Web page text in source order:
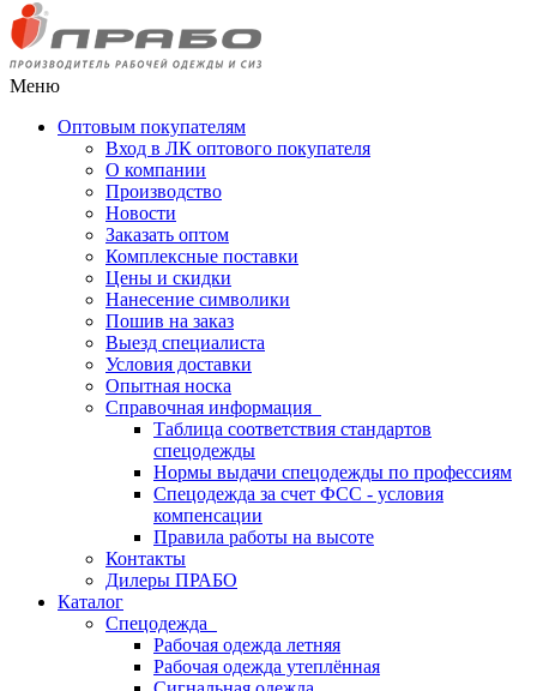
Меню
Оптовым покупателям
Вход в ЛК оптового покупателя
О компании
Производство
Новости
Заказать оптом
Комплексные поставки
Цены и скидки
Нанесение символики
Пошив на заказ
Выезд специалиста
Условия доставки
Опытная носка
Справочная информация
Таблица соответствия стандартов
спецодежды
Нормы выдачи спецодежды по профессиям
Спецодежда за счет ФСС - условия
компенсации
Правила работы на высоте
Контакты
Дилеры ПРАБО
Каталог
Спецодежда
Рабочая одежда летняя
Рабочая одежда утеплённая